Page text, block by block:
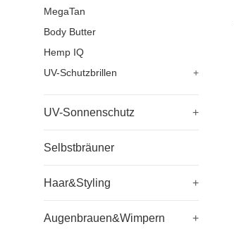
MegaTan
Body Butter
Hemp IQ
UV-Schutzbrillen
+
UV-Sonnenschutz +
Selbstbräuner
Haar&Styling +
Augenbrauen&Wimpern +